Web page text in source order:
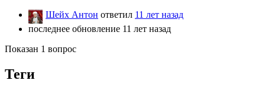
Шейх Антон ответил 11 лет назад
последнее обновление 11 лет назад
Показан 1 вопрос
Теги